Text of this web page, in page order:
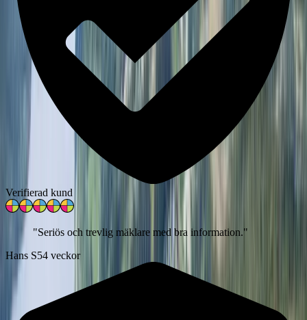
Verifierad kund
"Seriös och trevlig mäklare med bra information."
Hans S54 veckor